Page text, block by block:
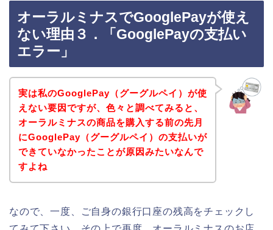
オーラルミナスでGooglePayが使え
ない理由３．「GooglePayの支払い
エラー」
実は私のGooglePay（グーグルペイ）が使
えない要因ですが、色々と調べてみると、
オーラルミナスの商品を購入する前の先月
にGooglePay（グーグルペイ）の支払いが
できていなかったことが原因みたいなんで
すよね
なので、一度、ご自身の銀行口座の残高をチェックし